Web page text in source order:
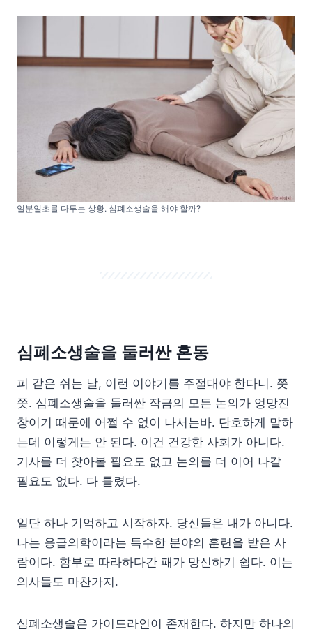
일분일초를 다투는 상황. 심폐소생술을 해야 할까?
심폐소생술을 둘러싼 혼동
피 같은 쉬는 날, 이런 이야기를 주절대야 한다니. 쯧
쯧. 심폐소생술을 둘러싼 작금의 모든 논의가 엉망진
창이기 때문에 어쩔 수 없이 나서는바. 단호하게 말하
는데 이렇게는 안 된다. 이건 건강한 사회가 아니다.
기사를 더 찾아볼 필요도 없고 논의를 더 이어 나갈
필요도 없다. 다 틀렸다.
일단 하나 기억하고 시작하자. 당신들은 내가 아니다.
나는 응급의학이라는 특수한 분야의 훈련을 받은 사
람이다. 함부로 따라하다간 패가 망신하기 쉽다. 이는
의사들도 마찬가지.
심폐소생술은 가이드라인이 존재한다. 하지만 하나의